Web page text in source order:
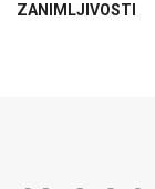
ZANIMLJIVOSTI